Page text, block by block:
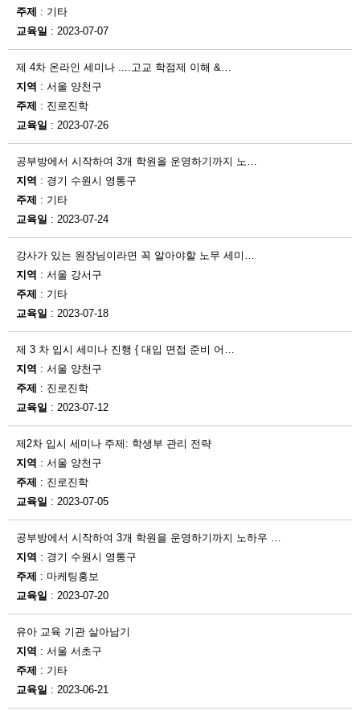
주제 : 기타
교육일 : 2023-07-07
제 4차 온라인 세미나 ....고교 학점제 이해 &…
지역 : 서울 양천구
주제 : 진로진학
교육일 : 2023-07-26
공부방에서 시작하여 3개 학원을 운영하기까지 노…
지역 : 경기 수원시 영통구
주제 : 기타
교육일 : 2023-07-24
강사가 있는 원장님이라면 꼭 알아야할 노무 세미…
지역 : 서울 강서구
주제 : 기타
교육일 : 2023-07-18
제 3 차 입시 세미나 진행 { 대입 면접 준비 어…
지역 : 서울 양천구
주제 : 진로진학
교육일 : 2023-07-12
제2차 입시 세미나 주제: 학생부 관리 전략
지역 : 서울 양천구
주제 : 진로진학
교육일 : 2023-07-05
공부방에서 시작하여 3개 학원을 운영하기까지 노하우 …
지역 : 경기 수원시 영통구
주제 : 마케팅홍보
교육일 : 2023-07-20
유아 교육 기관 살아남기
지역 : 서울 서초구
주제 : 기타
교육일 : 2023-06-21